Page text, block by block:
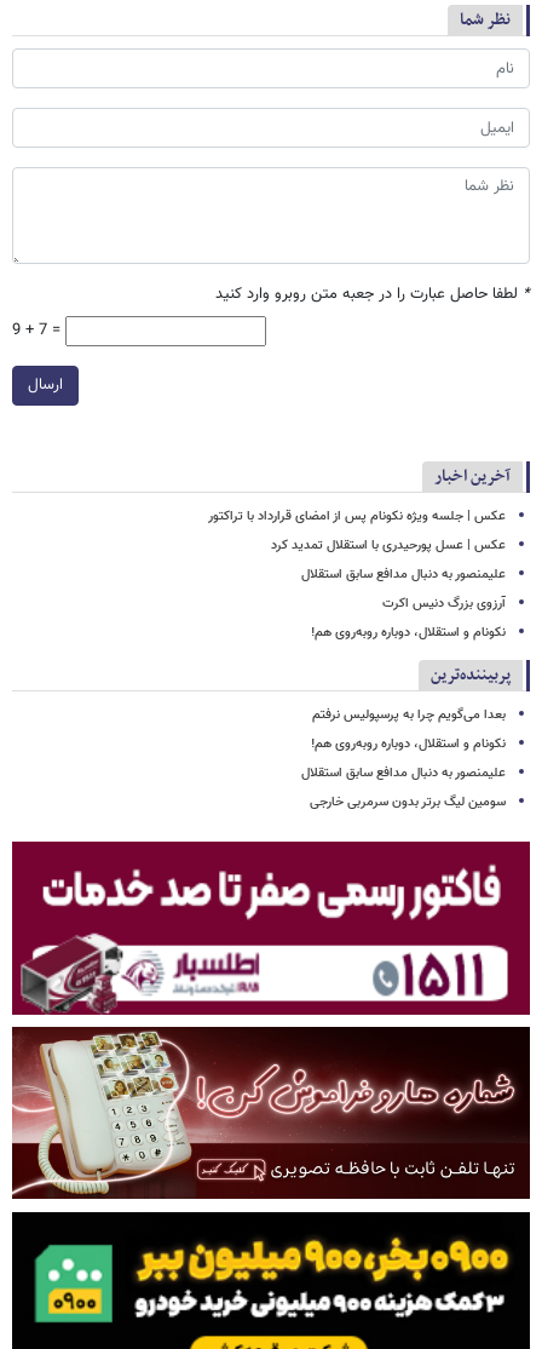
نظر شما
* لطفا حاصل عبارت را در جعبه متن روبرو وارد کنید
9 + 7 =
ارسال
آخرین اخبار
عکس | جلسه ویژه نکونام پس از امضای قرارداد با تراکتور
عکس | عسل پورحیدری با استقلال تمدید کرد
علیمنصور به دنبال مدافع سابق استقلال
آرزوی بزرگ دنیس اکرت
نکونام و استقلال، دوباره روبه‌روی هم!
پربیننده‌ترین
بعدا می‌گویم چرا به پرسپولیس نرفتم
نکونام و استقلال، دوباره روبه‌روی هم!
علیمنصور به دنبال مدافع سابق استقلال
سومین لیگ برتر بدون سرمربی خارجی